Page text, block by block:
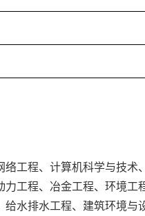
工程、计算机科学与技
工程、冶金工程、环境
水排水工程、建筑环境